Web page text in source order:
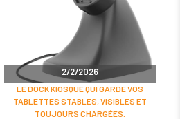
2/2/2026
LE DOCK KIOSQUE QUI GARDE VOS
TABLETTES STABLES, VISIBLES ET
TOUJOURS CHARGÉES.